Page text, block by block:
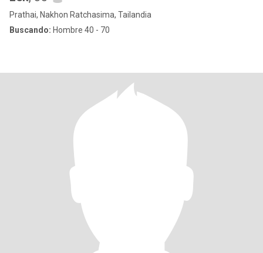
Prathai, Nakhon Ratchasima, Tailandia
Buscando: Hombre 40 - 70